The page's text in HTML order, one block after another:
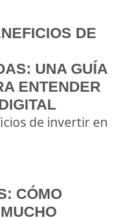
DE
UNA GUÍA
ENTENDER
de invertir en
CÓMO